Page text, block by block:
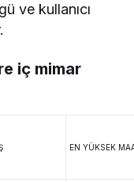
ve kullanıcı
iç mimar
EN YÜKSEK